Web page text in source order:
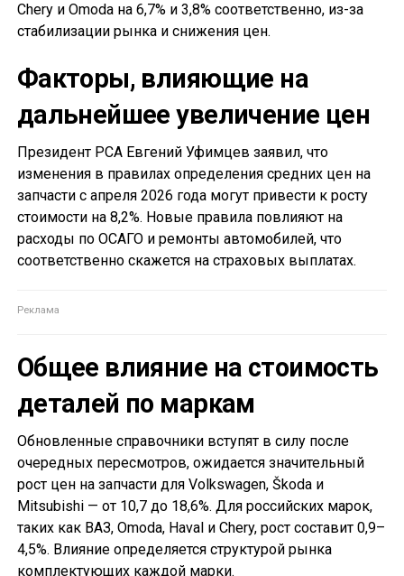
Chery и Omoda на 6,7% и 3,8% соответственно, из-за
стабилизации рынка и снижения цен.
Факторы, влияющие на
дальнейшее увеличение цен
Президент РСА Евгений Уфимцев заявил, что
изменения в правилах определения средних цен на
запчасти с апреля 2026 года могут привести к росту
стоимости на 8,2%. Новые правила повлияют на
расходы по ОСАГО и ремонты автомобилей, что
соответственно скажется на страховых выплатах.
Общее влияние на стоимость
деталей по маркам
Обновленные справочники вступят в силу после
очередных пересмотров, ожидается значительный
рост цен на запчасти для Volkswagen, Škoda и
Mitsubishi — от 10,7 до 18,6%. Для российских марок,
таких как ВАЗ, Omoda, Haval и Chery, рост составит 0,9–
4,5%. Влияние определяется структурой рынка
комплектующих каждой марки.